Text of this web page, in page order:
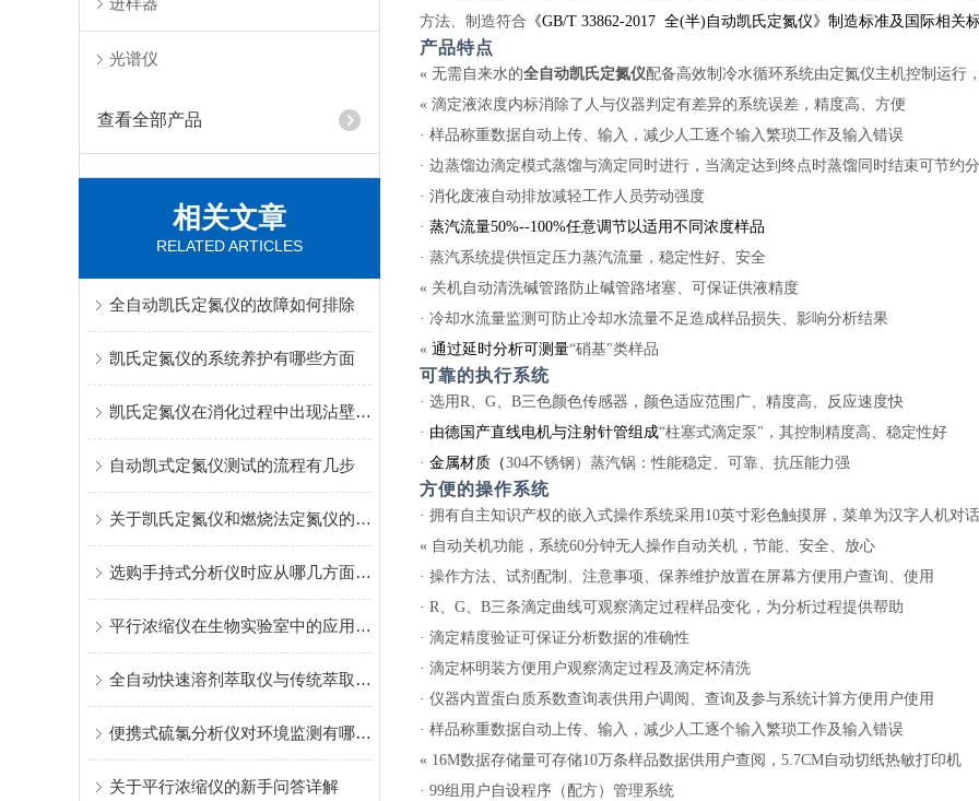
光谱仪
查看全部产品
相关文章
RELATED ARTICLES
全自动凯氏定氮仪的故障如何排除
凯氏定氮仪的系统养护有哪些方面
凯氏定氮仪在消化过程中出现沾壁现象怎么办
自动凯式定氮仪测试的流程有几步
关于凯氏定氮仪和燃烧法定氮仪的比较说明
选购手持式分析仪时应从哪几方面考虑？
平行浓缩仪在生物实验室中的应用案例
全自动快速溶剂萃取仪与传统萃取方法的优势比较
便携式硫氯分析仪对环境监测有哪些重要作用？
关于平行浓缩仪的新手问答详解
方法、制造符合 《GB/T 33862-2017 全(半)自动凯氏定氮仪》制造标准及国际相关
产品特点
« 无需自来水的全自动凯氏定氮仪配备高效制冷水循环系统由定氮仪主机控制运行
« 滴定液浓度内标消除了人与仪器判定有差异的系统误差，精度高、方便
· 样品称重数据自动上传、输入，减少人工逐个输入繁琐工作及输入错误
· 边蒸馏边滴定模式蒸馏与滴定同时进行，当滴定达到终点时蒸馏同时结束可节约
· 消化废液自动排放减轻工作人员劳动强度
· 蒸汽流量50%--100%任意调节以适用不同浓度样品
· 蒸汽系统提供恒定压力蒸汽流量，稳定性好、安全
« 关机自动清洗碱管路防止碱管路堵塞、可保证供液精度
· 冷却水流量监测可防止冷却水流量不足造成样品损失、影响分析结果
« 通过延时分析可测量“硝基"类样品
可靠的执行系统
· 选用R、G、B三色颜色传感器，颜色适应范围广、精度高、反应速度快
· 由德国产直线电机与注射针管组成“柱塞式滴定泵"，其控制精度高、稳定性好
· 金属材质（304不锈钢）蒸汽锅：性能稳定、可靠、抗压能力强
方便的操作系统
· 拥有自主知识产权的嵌入式操作系统采用10英寸彩色触摸屏，菜单为汉字人机对
« 自动关机功能，系统60分钟无人操作自动关机，节能、安全、放心
· 操作方法、试剂配制、注意事项、保养维护放置在屏幕方便用户查询、使用
· R、G、B三条滴定曲线可观察滴定过程样品变化，为分析过程提供帮助
· 滴定精度验证可保证分析数据的准确性
· 滴定杯明装方便用户观察滴定过程及滴定杯清洗
· 仪器内置蛋白质系数查询表供用户调阅、查询及参与系统计算方便用户使用
· 样品称重数据自动上传、输入，减少人工逐个输入繁琐工作及输入错误
« 16M数据存储量可存储10万条样品数据供用户查阅，5.7CM自动切纸热敏打印机
· 99组用户自设程序（配方）管理系统